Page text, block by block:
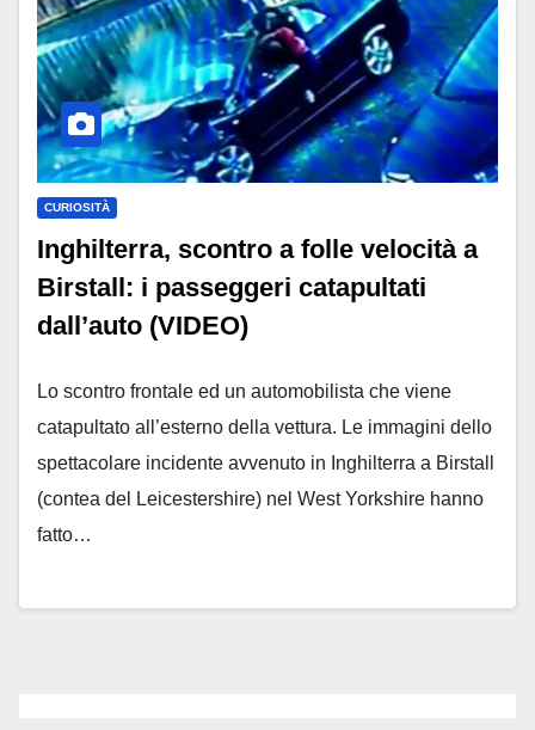
CURIOSITÀ
Inghilterra, scontro a folle velocità a
Birstall: i passeggeri catapultati
dall’auto (VIDEO)
Lo scontro frontale ed un automobilista che viene
catapultato all’esterno della vettura. Le immagini dello
spettacolare incidente avvenuto in Inghilterra a Birstall
(contea del Leicestershire) nel West Yorkshire hanno
fatto…